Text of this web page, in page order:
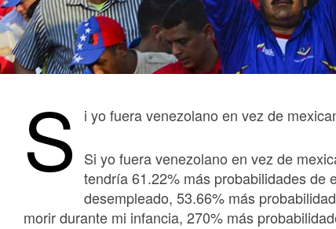
S i yo fuera venezolano en vez de
Si yo fuera venezolano en vez de
tendría 61.22% más probabilidades de
desempleado, 53.66% más
morir durante mi infancia, 270% más